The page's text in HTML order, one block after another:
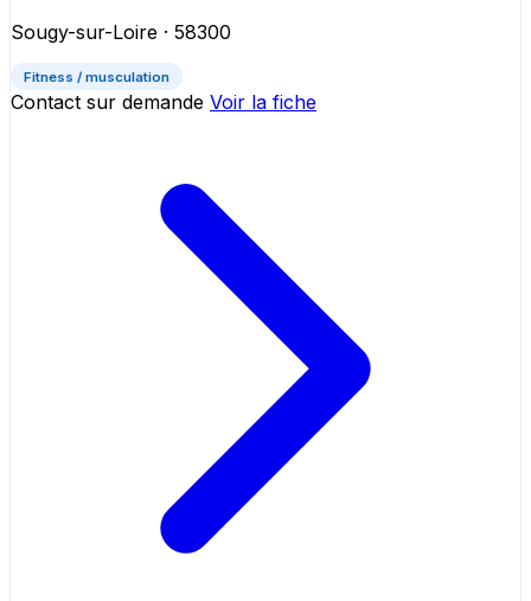
Sougy-sur-Loire · 58300
Fitness / musculation
Contact sur demande Voir la fiche